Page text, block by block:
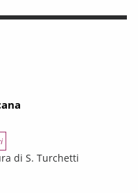
di S. Turchetti